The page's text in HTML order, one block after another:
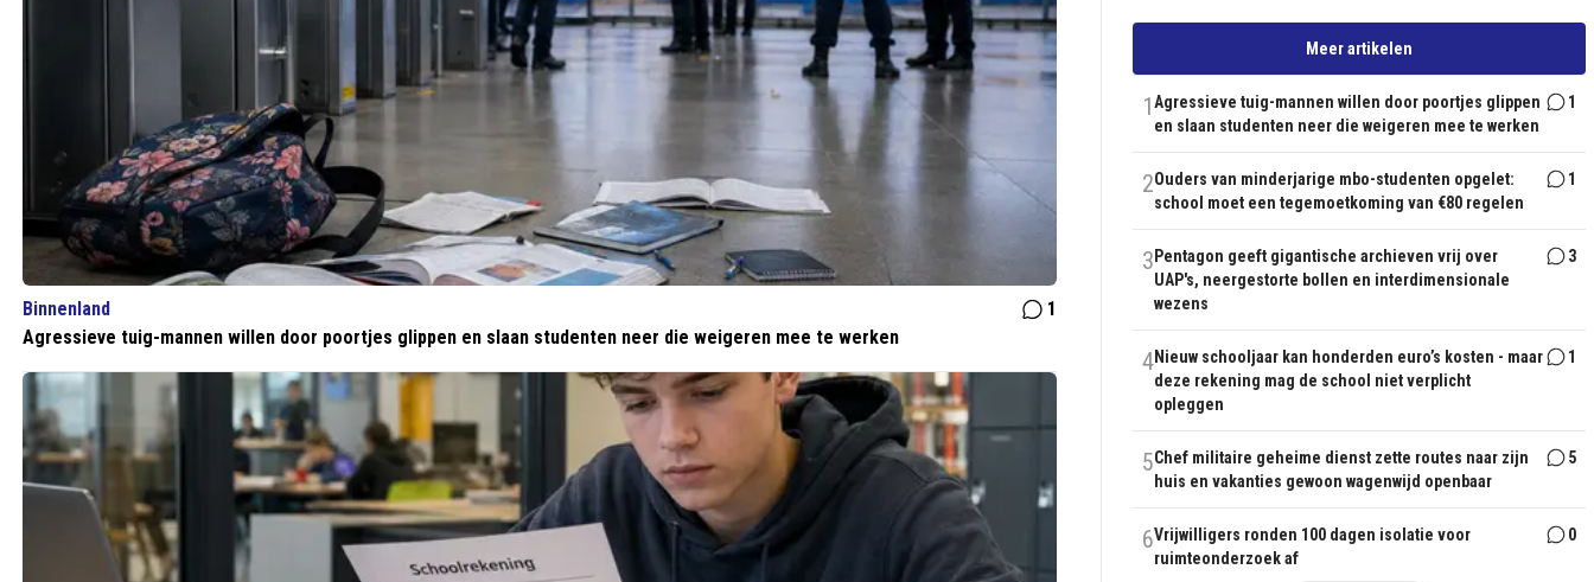
Binnenland
1
Agressieve tuig-mannen willen door poortjes glippen en slaan studenten neer die weigeren mee te werken
Meer artikelen
1Agressieve tuig-mannen willen door poortjes glippen
en slaan studenten neer die weigeren mee te werken
1
2Ouders van minderjarige mbo-studenten opgelet:
school moet een tegemoetkoming van €80 regelen
1
3 Pentagon geeft gigantische archieven vrij over
UAP's, neergestorte bollen en interdimensionale
wezens
3
4Nieuw schooljaar kan honderden euro’s kosten - maar
deze rekening mag de school niet verplicht
opleggen
1
5Chef militaire geheime dienst zette routes naar zijn
huis en vakanties gewoon wagenwijd openbaar
5
6Vrijwilligers ronden 100 dagen isolatie voor
ruimteonderzoek af
0